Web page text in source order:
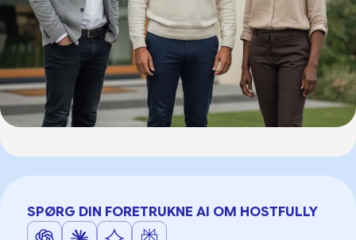
SPØRG DIN FORETRUKNE AI OM HOSTFULLY